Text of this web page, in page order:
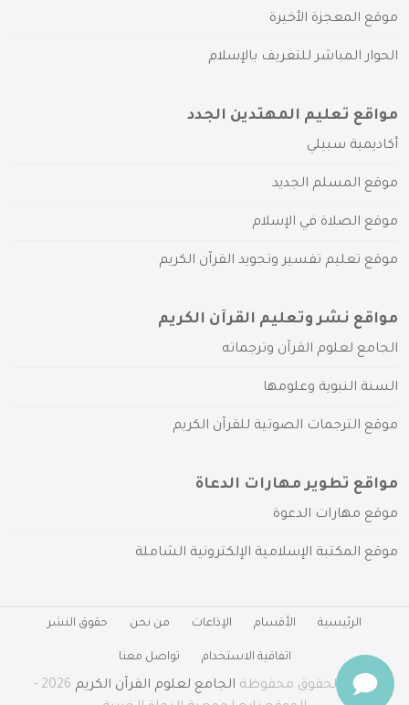
موقع المعجزة الأخيرة
الحوار المباشر للتعريف بالإسلام
مواقع تعليم المهتدين الجدد
أكاديمية سبيلي
موقع المسلم الجديد
موقع الصلاة في الإسلام
موقع تعليم تفسير وتجويد القرآن الكريم
مواقع نشر وتعليم القرآن الكريم
الجامع لعلوم القرآن وترجماته
السنة النبوية وعلومها
موقع الترجمات الصوتية للقرآن الكريم
مواقع تطوير مهارات الدعاة
موقع مهارات الدعوة
موقع المكتبة الإسلامية الإلكترونية الشاملة
الرئيسية الأقسام الإذاعات من نحن حقوق النشر
اتفاقية الاستخدام تواصل معنا
جميع الحقوق محفوظة الجامع لعلوم القرآن الكريم
2026 -